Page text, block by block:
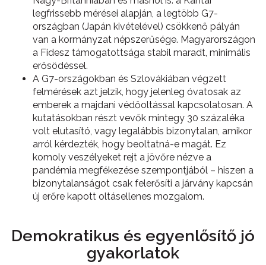
legfrissebb mérései alapján, a legtöbb G7-
országban (Japán kivételével) csökkenő pályán
van a kormányzat népszerűsége. Magyarországon
a Fidesz támogatottsága stabil maradt, minimális
erősödéssel.
A G7-országokban és Szlovákiában végzett
felmérések azt jelzik, hogy jelenleg óvatosak az
emberek a majdani védőoltással kapcsolatosan. A
kutatásokban részt vevők mintegy 30 százaléka
volt elutasító, vagy legalábbis bizonytalan, amikor
arról kérdezték, hogy beoltatná-e magát. Ez
komoly veszélyeket rejt a jövőre nézve a
pandémia megfékezése szempontjából – hiszen a
bizonytalanságot csak felerősíti a járvány kapcsán
új erőre kapott oltásellenes mozgalom.
Demokratikus és egyenlősítő jó
gyakorlatok